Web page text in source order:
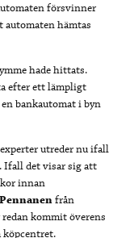
försvinner
hämtas
hade hittats.
efter ett lämpligt
bankautomat i byn
utreder nu ifall
Ifall det visar sig att
innan
från
kommit överens